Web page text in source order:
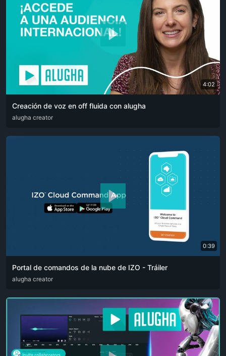
4:02
Creación de voz en off fluida con alugha
ARA CAT DEU
alugha creator
0:39
Portal de comandos de la nube de IZO - Tráiler
ARA ENG FRA
alugha creator